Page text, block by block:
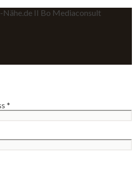
II Bo Mediaconsult
*